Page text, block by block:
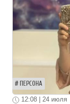
ПЕРСОНА
12:08 | 24 июля